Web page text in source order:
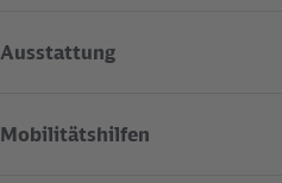
Ausstattung
Mobilitätshilfen